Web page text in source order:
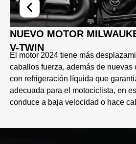
NUEVO MOTOR
V-TWIN
El motor 2024 tiene más
caballos fuerza, además de nuevas
con refrigeración líquida que
adecuada para el motociclista, en
conduce a baja velocidad o hace